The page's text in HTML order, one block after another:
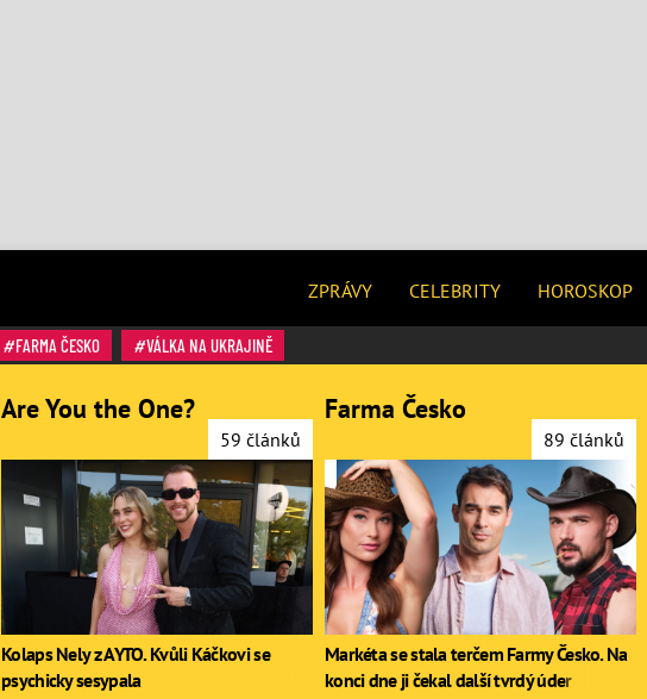
ZPRÁVY CELEBRITY HOROSKOP
FARMA ČESKO VÁLKA NA UKRAJINĚ
Are You the One?
59 článků
Kolaps Nely z AYTO. Kvůli Káčkovi se
psychicky sesypala
Farma Česko
89 článků
Markéta se stala terčem Farmy Česko. Na
konci dne ji čekal další tvrdý úder